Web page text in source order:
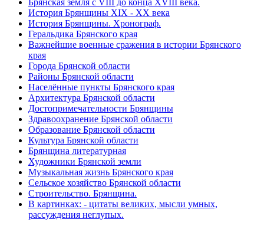
Брянская земля с VIII до конца XVIII века.
История Брянщины XIX - XX века
История Брянщины. Хронограф.
Геральдика Брянского края
Важнейшие военные сражения в истории Брянского
края
Города Брянской области
Районы Брянской области
Населённые пункты Брянского края
Архитектура Брянской области
Достопримечательности Брянщины
Здравоохранение Брянской области
Образование Брянской области
Культура Брянской области
Брянщина литературная
Художники Брянской земли
Музыкальная жизнь Брянского края
Сельское хозяйство Брянской области
Строительство. Брянщина.
В картинках: - цитаты великих, мысли умных,
рассуждения неглупых.